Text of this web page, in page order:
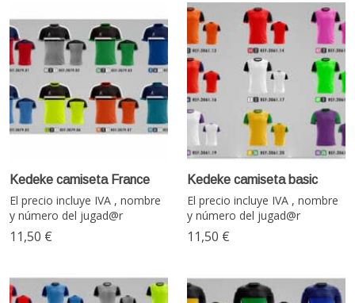
Kedeke camiseta France
El precio incluye IVA , nombre
y número del jugad@r
11,50 €
Kedeke camiseta basic
El precio incluye IVA , nombre
y número del jugad@r
11,50 €